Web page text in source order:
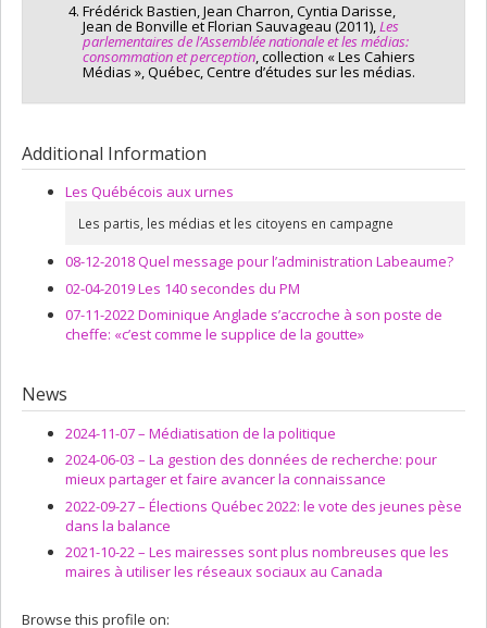
Frédérick Bastien, Jean Charron, Cyntia Darisse,
Jean de Bonville et Florian Sauvageau (2011),Les
parlementaires de l’Assemblée nationale et les médias:
consommation et perception, collection « Les Cahiers
Médias », Québec, Centre d’études sur les médias.
Additional Information
Les Québécois aux urnes
Les partis, les médias et les citoyens en campagne
08-12-2018 Quel message pour l’administration Labeaume?
02-04-2019 Les 140 secondes du PM
07-11-2022 Dominique Anglade s’accroche à son poste de
cheffe: «c’est comme le supplice de la goutte»
News
2024-11-07 – Médiatisation de la politique
2024-06-03 – La gestion des données de recherche: pour
mieux partager et faire avancer la connaissance
2022-09-27 – Élections Québec 2022: le vote des jeunes pèse
dans la balance
2021-10-22 – Les mairesses sont plus nombreuses que les
maires à utiliser les réseaux sociaux au Canada
Browse this profile on: